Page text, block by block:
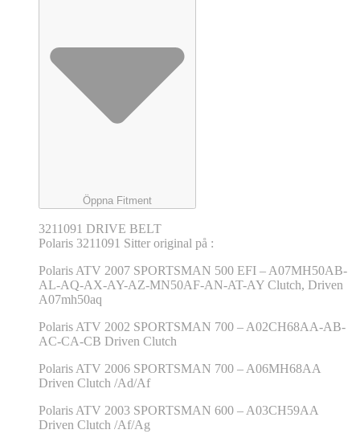
Öppna Fitment
3211091 DRIVE BELT
Polaris 3211091 Sitter original på :
Polaris ATV 2007 SPORTSMAN 500 EFI – A07MH50AB-
AL-AQ-AX-AY-AZ-MN50AF-AN-AT-AY Clutch, Driven
A07mh50aq
Polaris ATV 2002 SPORTSMAN 700 – A02CH68AA-AB-
AC-CA-CB Driven Clutch
Polaris ATV 2006 SPORTSMAN 700 – A06MH68AA
Driven Clutch /Ad/Af
Polaris ATV 2003 SPORTSMAN 600 – A03CH59AA
Driven Clutch /Af/Ag